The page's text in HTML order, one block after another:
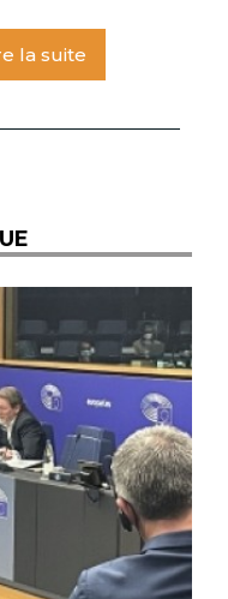
la suite